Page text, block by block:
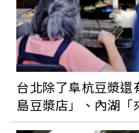
台北除了阜杭豆漿還
島豆漿店」、內湖「
味